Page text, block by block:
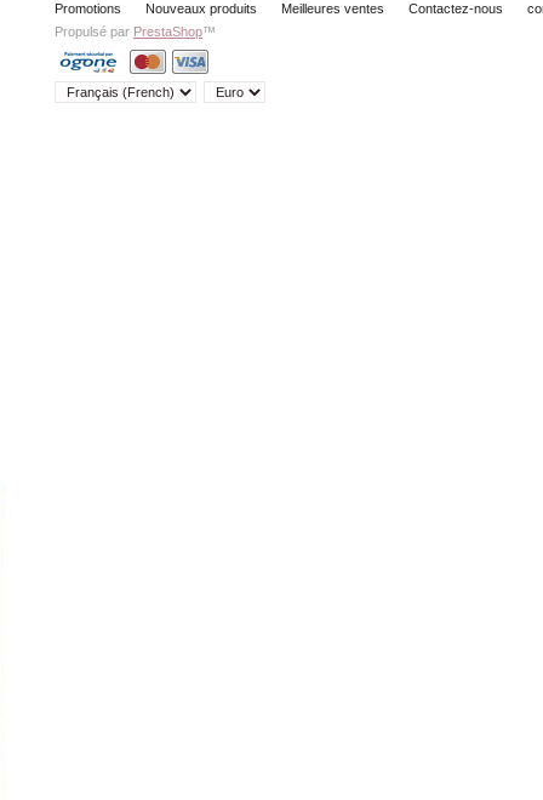
Promotions Nouveaux produits Meilleures ventes Contactez-nous
Propulsé par PrestaShop™